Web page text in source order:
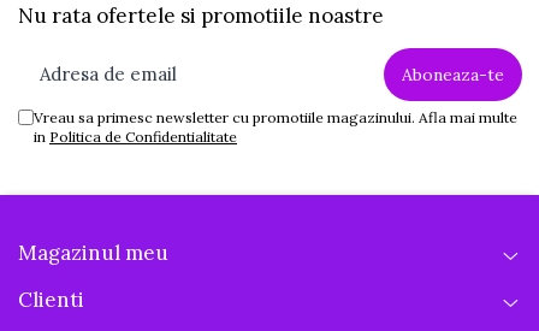
Nu rata ofertele si promotiile noastre
Vreau sa primesc newsletter cu promotiile magazinului. Afla mai multe
in Politica de Confidentialitate
Magazinul meu
Clienti